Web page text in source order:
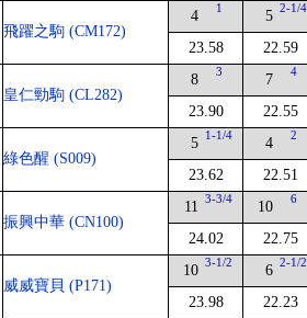
飛躍之駒 (CM172)
4 1
23.58
5 2-1/4
22.59
皇仁勁駒 (CL282)
8 3
23.90
7 4
22.55
綠色醒 (S009)
5 1-1/4
23.62
4 2
22.51
振興中華 (CN100)
11 3-3/4
24.02
10 6
22.75
威威寶貝 (P171)
10 3-1/2
23.98
6 2-1/2
22.23